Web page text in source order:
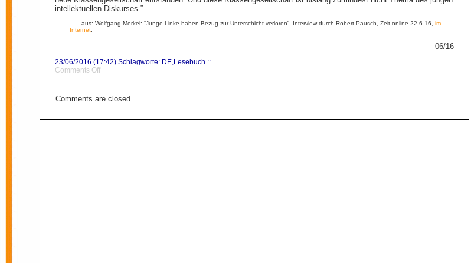
intellektuellen Diskurses.”
aus: Wolfgang Merkel: “Junge Linke haben Bezug zur Unterschicht verloren”, Interview durch Robert Pausch, Zeit online 22.6.16, im
Internet.
06/16
23/06/2016 (17:42) Schlagworte: DE,Lesebuch ::
Comments Offon
Comments are closed.